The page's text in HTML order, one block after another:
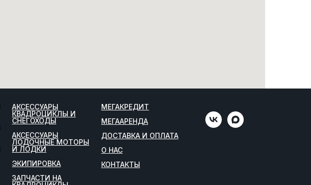
АКСЕССУАРЫ
КВАДРОЦИКЛЫ И
СНЕГОХОДЫ
АКСЕССУАРЫ
ЛОДОЧНЫЕ МОТОРЫ
И ЛОДКИ
ЭКИПИРОВКА
ЗАПЧАСТИ НА
МЕГАКРЕДИТ
МЕГААРЕНДА
ДОСТАВКА И ОПЛАТА
О НАС
КОНТАКТЫ